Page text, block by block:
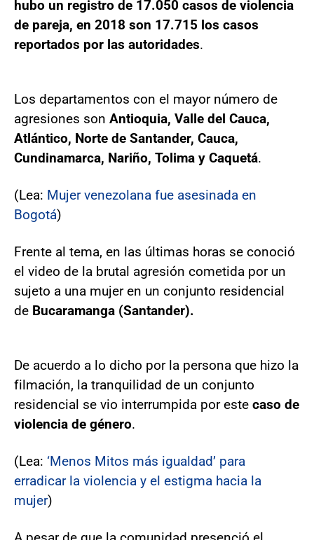
hubo un registro de 17.050 casos de violencia
de pareja, en 2018 son 17.715 los casos
reportados por las autoridades.
Los departamentos con el mayor número de
agresiones son Antioquia, Valle del Cauca,
Atlántico, Norte de Santander, Cauca,
Cundinamarca, Nariño, Tolima y Caquetá.
(Lea: Mujer venezolana fue asesinada en
Bogotá)
Frente al tema, en las últimas horas se conoció
el video de la brutal agresión cometida por un
sujeto a una mujer en un conjunto residencial
de Bucaramanga (Santander).
De acuerdo a lo dicho por la persona que hizo la
filmación, la tranquilidad de un conjunto
residencial se vio interrumpida por este caso de
violencia de género.
(Lea: ‘Menos Mitos más igualdad’ para
erradicar la violencia y el estigma hacia la
mujer)